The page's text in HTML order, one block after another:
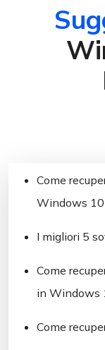
Come
Windows 10
I migliori 5
Come
in Windows
Come